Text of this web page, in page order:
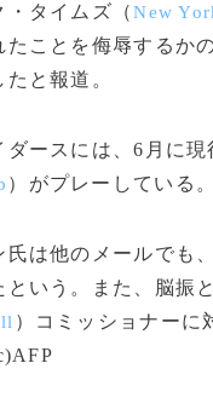
タイムズ（New
ことを侮辱するか
と報道。
ースには、6月に
）がプレーしている。
は他のメールでも
いう。また、脳振
）コミッショナーに